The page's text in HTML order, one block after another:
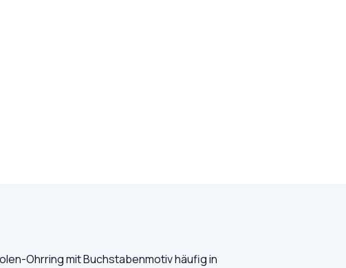
Ohrring mit Buchstabenmotiv häufig in